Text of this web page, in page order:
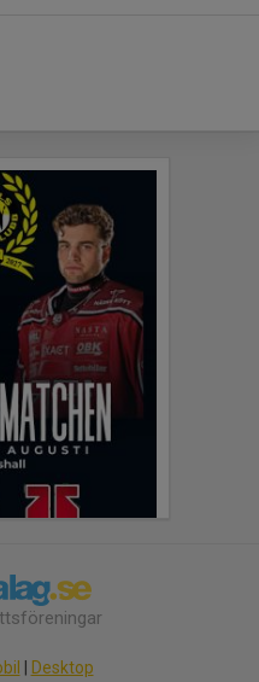
| Desktop